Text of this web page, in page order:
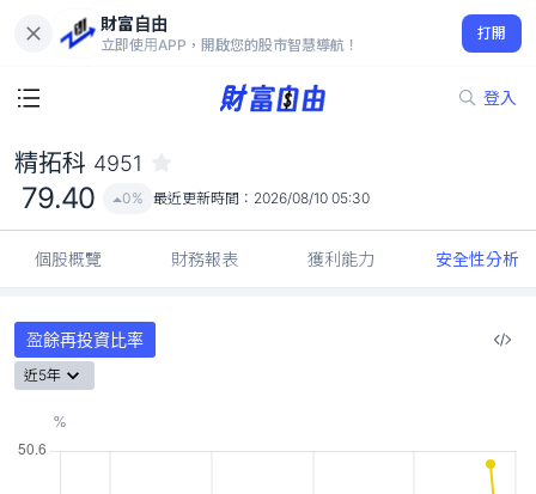
財富自由
立即使用APP，開啟您的股市智慧導航！
打開
登入
79.40
0%
精拓科 4951
79.40 0% 最近更新時間： 2026/08/10 05:30
個股概覽 財務報表 獲利能力 安全性分析
盈餘再投資比率
近5年